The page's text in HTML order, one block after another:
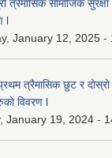
सामाजिक सुरक्षा
l
January 12, 2025 -
त्रैमासिक छुट र दोस्रो
विवरण l
January 19, 2024 -